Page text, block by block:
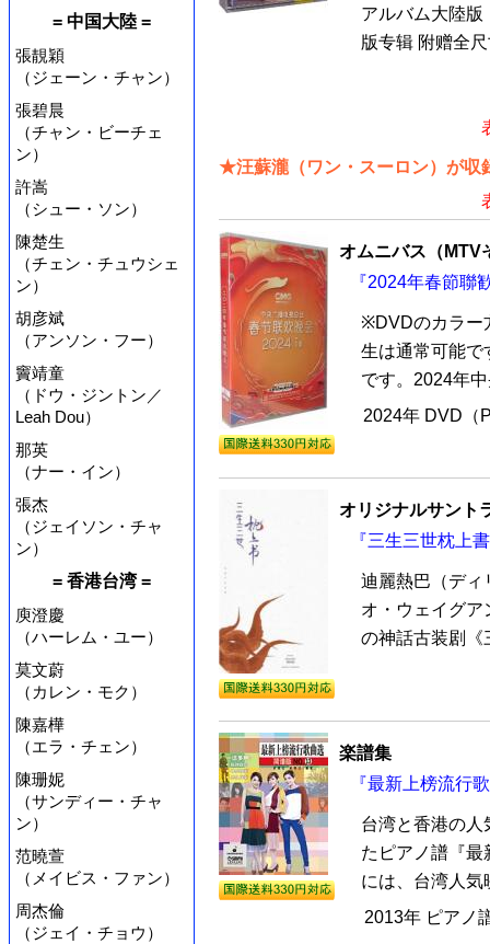
= 中国大陸 =
張靚穎
（ジェーン・チャン）
張碧晨
（チャン・ビーチェ
ン）
許嵩
（シュー・ソン）
陳楚生
（チェン・チュウシェ
ン）
胡彦斌
（アンソン・フー）
竇靖童
（ドウ・ジントン／
Leah Dou）
那英
（ナー・イン）
張杰
（ジェイソン・チャ
ン）
= 香港台湾 =
庾澄慶
（ハーレム・ユー）
莫文蔚
（カレン・モク）
陳嘉樺
（エラ・チェン）
陳珊妮
（サンディー・チャ
ン）
范曉萱
（メイビス・ファン）
周杰倫
（ジェイ・チョウ）
アルバム大陸
版专辑 附赠全
★汪蘇瀧（ワン・スーロン）が収
オムニバス（MTV
『2024年春節聯
※DVDのカラー
生は通常可能で
です。2024年
2024年 DVD（
オリジナルサント
『三生三世枕上
迪麗熱巴（ディ
オ・ウェイグ
の神話古装剧《
楽譜集
『最新上榜流行
台湾と香港の人
たピアノ譜『最
には、台湾人気
2013年 ピアノ